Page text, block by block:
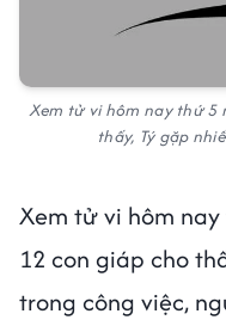
Xem tử vi hôm nay thứ
thấy, Tý gặp
Xem tử vi hôm
12 con giáp cho
trong công việc,